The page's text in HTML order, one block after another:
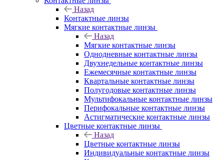
Назад
Контактные линзы
Мягкие контактные линзы
Назад
Мягкие контактные линзы
Однодневные контактные линзы
Двухнедельные контактные линзы
Ежемесячные контактные линзы
Квартальные контактные линзы
Полугодовые контактные линзы
Мультифокальные контактные линзы
Перифокальные контактные линзы
Астигматические контактные линзы
Цветные контактные линзы
Назад
Цветные контактные линзы
Индивидуальные контактные линзы